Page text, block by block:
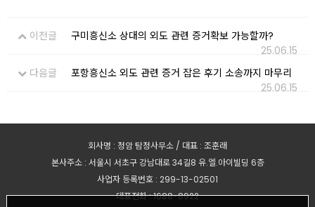
이전글
구미흥신소 상대의 외도 관련 증거확보 가능할까?
25.06.15
다음글
포항흥신소 외도 관련 증거 잡은 후기 소송까지 마무리
25.06.15
회사명 : 정암 탐정사무소 / 대표 : 조훈래
본사주소 : 서울시 서초구 강남대로 34길8 유.엘.아이빌딩 6층
사업자 등록번호 : 299-13-02501
대표전화 : 1688-8922